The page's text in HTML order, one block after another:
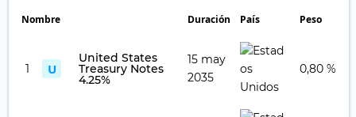
Nombre Duración País Peso
1 U
United States
Treasury Notes
4.25%
15 may
2035
0,80 %